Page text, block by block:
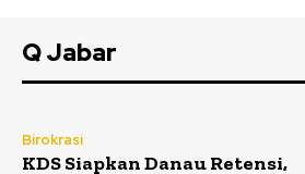
Q Jabar
Birokrasi
KDS Siapkan Danau Retensi,